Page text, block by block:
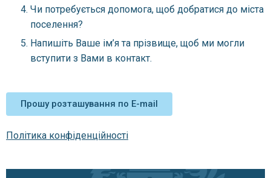
Чи потребується допомога, щоб добратися до міста
поселення?
Напишіть Ваше ім’я та прізвище, щоб ми могли
вступити з Вами в контакт.
Прошу розташування по E-mail
Політика конфіденційності